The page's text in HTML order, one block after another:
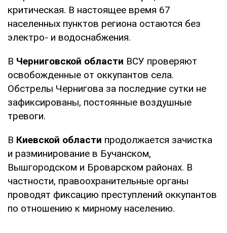
критическая. В настоящее время 67
населенных пунктов региона остаются без
электро- и водоснабжения.
В Черниговской области ВСУ проверяют
освобожденные от оккупантов села.
Обстрелы Чернигова за последние сутки не
зафиксированы, постоянные воздушные
тревоги.
В Киевской области продолжается зачистка
и разминирование в Бучанском,
Вышгородском и Броварском районах. В
частности, правоохранительные органы
проводят фиксацию преступлений оккупантов
по отношению к мирному населению.